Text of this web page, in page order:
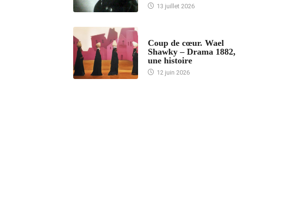
13 juillet 2026
Coup de cœur. Wael
Shawky – Drama 1882,
une histoire
12 juin 2026